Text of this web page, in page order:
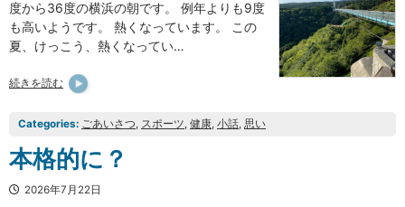
度から36度の横浜の朝です。 例年よりも9度
も高いようです。 熱くなっています。 この
夏、けっこう、熱くなってい…
続きを読む
Categories: ごあいさつ, スポーツ, 健康, 小話, 思い
本格的に？
2026年7月22日